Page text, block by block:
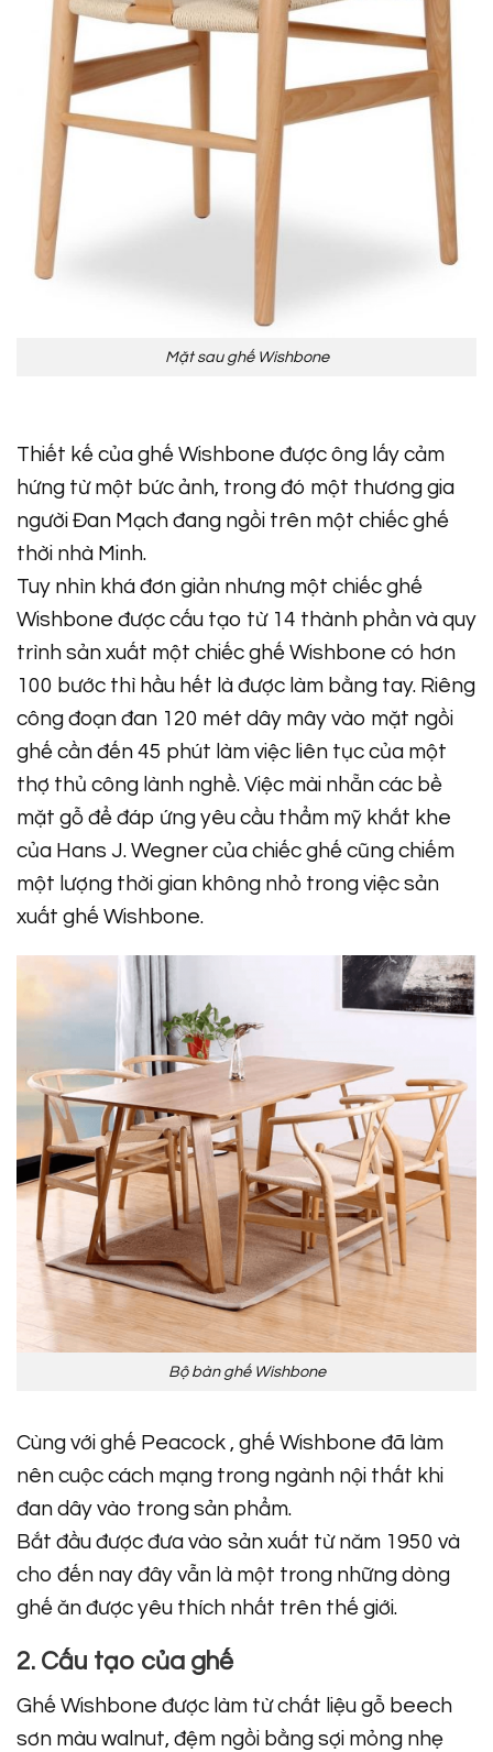
Mặt sau ghế Wishbone
Thiết kế của ghế Wishbone được ông lấy cảm
hứng từ một bức ảnh, trong đó một thương gia
người Đan Mạch đang ngồi trên một chiếc ghế
thời nhà Minh.
Tuy nhìn khá đơn giản nhưng một chiếc ghế
Wishbone được cấu tạo từ 14 thành phần và quy
trình sản xuất một chiếc ghế Wishbone có hơn
100 bước thì hầu hết là được làm bằng tay. Riêng
công đoạn đan 120 mét dây mây vào mặt ngồi
ghế cần đến 45 phút làm việc liên tục của một
thợ thủ công lành nghề. Việc mài nhẵn các bề
mặt gỗ để đáp ứng yêu cầu thẩm mỹ khắt khe
của Hans J. Wegner của chiếc ghế cũng chiếm
một lượng thời gian không nhỏ trong việc sản
xuất ghế Wishbone.
Bộ bàn ghế Wishbone
Cùng với ghế Peacock , ghế Wishbone đã làm
nên cuộc cách mạng trong ngành nội thất khi
đan dây vào trong sản phẩm.
Bắt đầu được đưa vào sản xuất từ năm 1950 và
cho đến nay đây vẫn là một trong những dòng
ghế ăn được yêu thích nhất trên thế giới.
2. Cấu tạo của ghế
Ghế Wishbone được làm từ chất liệu gỗ beech
sơn màu walnut, đệm ngồi bằng sợi mỏng nhẹ